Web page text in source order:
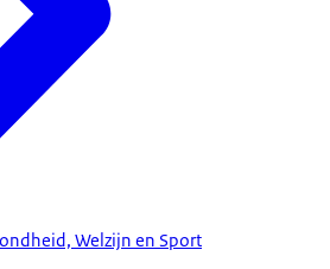
Welzijn en Sport